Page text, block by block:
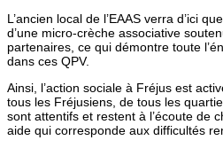
L’ancien local de l’EAAS verra d’ici
d’une micro-crèche associative
partenaires, ce qui démontre toute
dans ces QPV.
Ainsi, l’action sociale à Fréjus est
tous les Fréjusiens, de tous les
sont attentifs et restent à l’écoute de
aide qui corresponde aux difficultés